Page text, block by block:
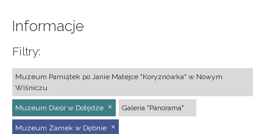
Informacje
Filtry:
Muzeum Pamiątek po Janie Matejce "Koryznówka" w Nowym
Wiśniczu
Muzeum Dwór w Dołędze Galeria "Panorama"
Muzeum Zamek w Dębnie